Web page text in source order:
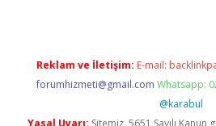
Reklam ve İletişim: E-mail:
forumhizmeti@gmail.com Whatsapp:
@karabul
Yasal Uyarı: Sitemiz, 5651 Sayılı